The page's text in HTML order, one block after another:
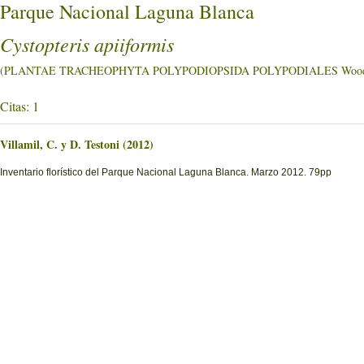
Parque Nacional Laguna Blanca
Cystopteris apiiformis
(PLANTAE TRACHEOPHYTA POLYPODIOPSIDA POLYPODIALES
Citas: 1
Villamil, C. y D. Testoni (2012)
Inventario florístico del Parque Nacional Laguna Blanca. Marzo 2012. 79pp